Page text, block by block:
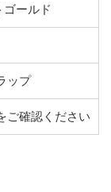
ゴールド
ップ
ご確認ください